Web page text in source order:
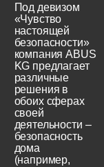
Под девизом
«Чувство
настоящей
безопасности»
компания ABUS
KG предлагает
различные
решения в
обоих сферах
своей
деятельности –
безопасность
дома
(например,